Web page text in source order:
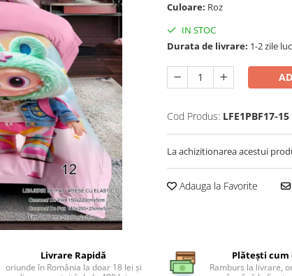
Culoare: Roz
IN STOC
Durata de livrare: 1-2 zile
Cod Produs: LFE1PBF17-15
La achizitionarea acestui
Adauga la Favorite
Livrare Rapidă
oriunde în România la doar 18 lei și
Plătești cum
Ramburs la livrare,